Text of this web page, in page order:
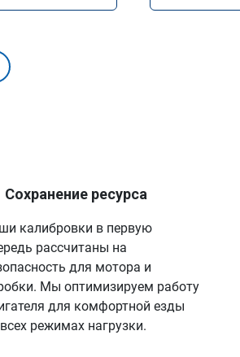
Сохранение ресурса
калибровки в первую
рассчитаны на
для мотора и
Мы оптимизируем работу
для комфортной езды
режимах нагрузки.